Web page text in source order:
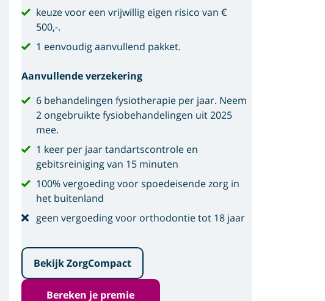
keuze voor een vrijwillig eigen risico van €
500,-.
1 eenvoudig aanvullend pakket.
Aanvullende verzekering
6 behandelingen fysiotherapie per jaar. Neem
2 ongebruikte fysiobehandelingen uit 2025
mee.
1 keer per jaar tandartscontrole en
gebitsreiniging van 15 minuten
100% vergoeding voor spoedeisende zorg in
het buitenland
geen vergoeding voor orthodontie tot 18 jaar
Bekijk ZorgCompact
Bereken je premie